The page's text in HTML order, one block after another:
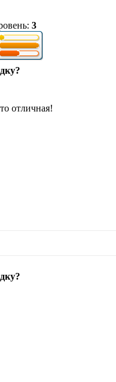
3
отличная!